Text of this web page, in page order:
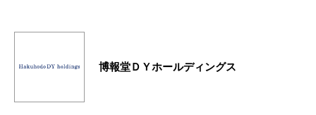
博報堂ＤＹホールディングス